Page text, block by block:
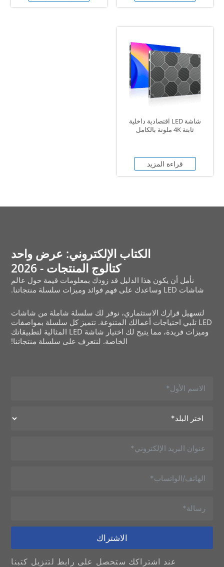
شاشة LED اقتصادية داخلية
ثابتة 4K ملونة بالكامل
قراءة المزيد
الكتاب الإلكتروني: عرض واحد
كتالوج المنتجات - 2026
نأمل أن يكون هذا الدليل قد زودك بمعلومات قيمة حول عالم
شاشات LED وساعدك على فهم فوائد وميزات سلسلة منتجاتنا.
لتسهيل قرارك الاستثماري، نوفر لك سلسلة شاملة من شاشات
LED تلبي احتياجات أعمالك المتنوعة. تتميز كل سلسلة بمواصفات
وميزات فريدة، مما يتيح لك اختيار شاشة LED المثالية لتطبيقاتك
الخاصة. لنتعرف على سلسلة منتجاتنا!
الاشتراك
عند اشتراكك ستحصل على رابط لتنزيل كتبنا